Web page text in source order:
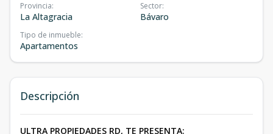
Provincia:
La Altagracia
Sector:
Bávaro
Tipo de inmueble:
Apartamentos
Descripción
ULTRA PROPIEDADES RD, TE PRESENTA: